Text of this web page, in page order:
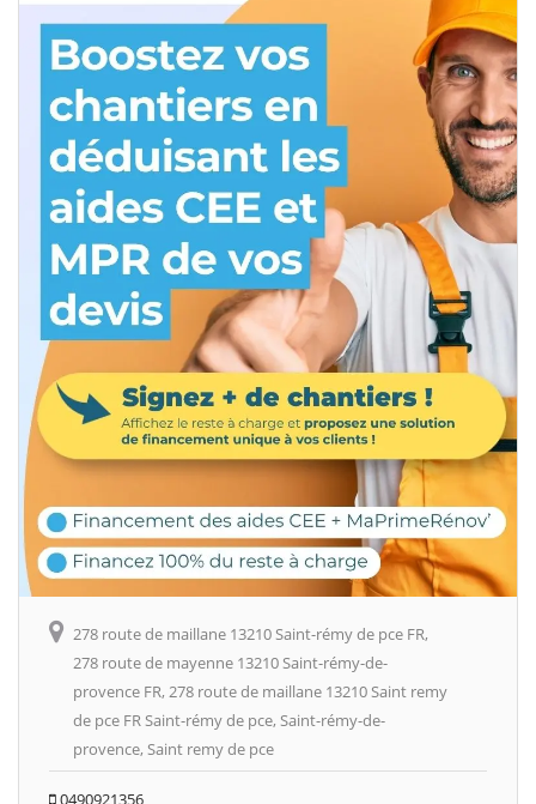
278 route de maillane 13210 Saint-rémy de pce FR,
278 route de mayenne 13210 Saint-rémy-de-
provence FR, 278 route de maillane 13210 Saint remy
de pce FR Saint-rémy de pce, Saint-rémy-de-
provence, Saint remy de pce
0490921356